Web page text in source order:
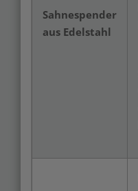
Sahnespender
aus Edelstahl